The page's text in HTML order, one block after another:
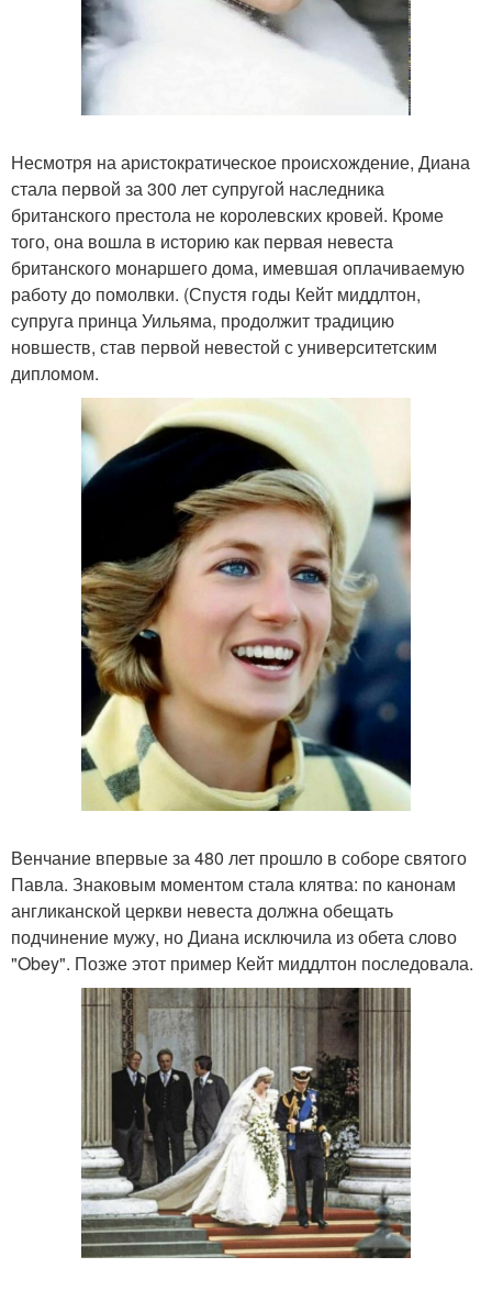
Несмотря на аристократическое происхождение, Диана
стала первой за 300 лет супругой наследника
британского престола не королевских кровей. Кроме
того, она вошла в историю как первая невеста
британского монаршего дома, имевшая оплачиваемую
работу до помолвки. (Спустя годы Кейт миддлтон,
супруга принца Уильяма, продолжит традицию
новшеств, став первой невестой с университетским
дипломом.
Венчание впервые за 480 лет прошло в соборе святого
Павла. Знаковым моментом стала клятва: по канонам
англиканской церкви невеста должна обещать
подчинение мужу, но Диана исключила из обета слово
"Obey". Позже этот пример Кейт миддлтон последовала.